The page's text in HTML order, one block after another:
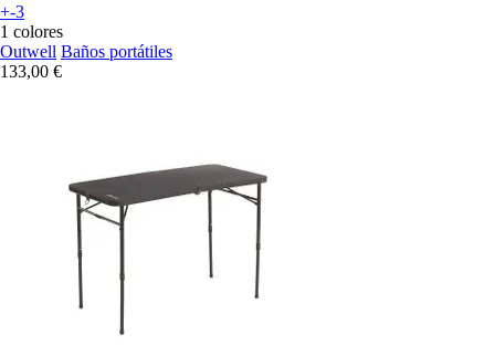
+-3
1 colores
Outwell Baños portátiles
133,00 €